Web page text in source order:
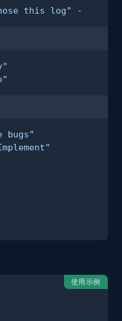
this log"
bugs"
使用示例